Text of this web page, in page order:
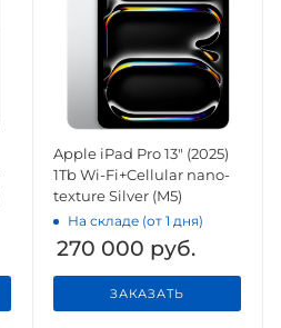
Apple iPad Pro 13" (2025)
1Tb Wi-Fi+Cellular nano-
texture Silver (M5)
На складе (от 1 дня)
270 000 руб.
ЗАКАЗАТЬ